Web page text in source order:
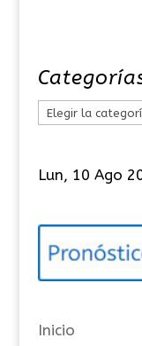
e
o
í
s
Lun, 10 Ago
Inicio